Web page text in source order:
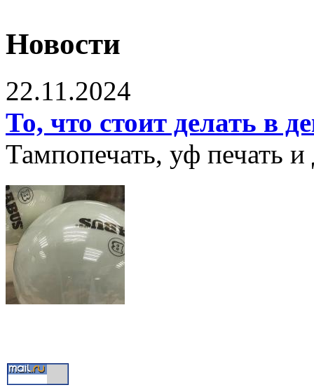
Новости
22.11.2024
То, что стоит делать в
Тампопечать, уф печать